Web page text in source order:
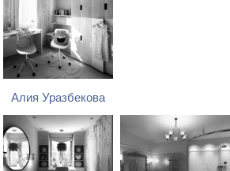
Алия Уразбекова